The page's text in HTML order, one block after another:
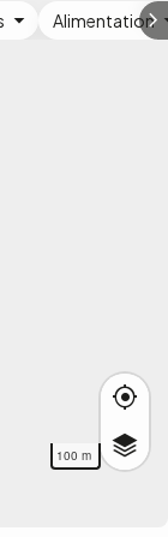
100 m
Alimentation